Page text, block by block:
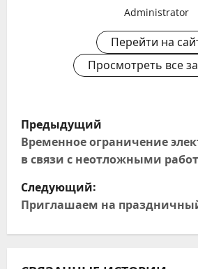
Administrator
Перейти на
Просмотреть все
Н
а
в
и
г
Предыдущий
Временное ограничение
в связи с неотложными
Следующий:
Приглашаем на